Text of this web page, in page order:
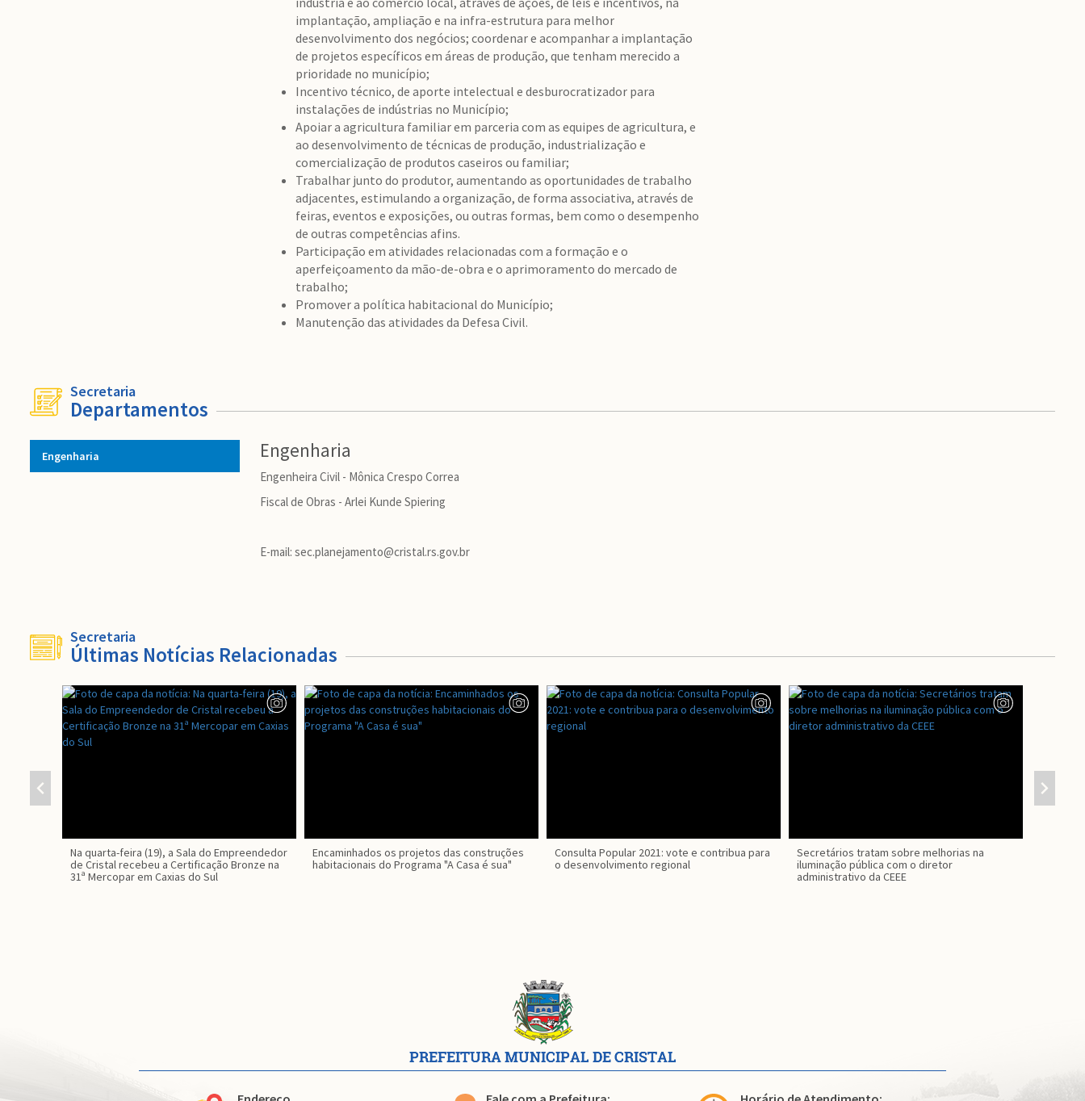
implantação, ampliação e na infra-estrutura para melhor
desenvolvimento dos negócios; coordenar e acompanhar a implantação
de projetos específicos em áreas de produção, que tenham merecido a
prioridade no município;
Incentivo técnico, de aporte intelectual e desburocratizador para
instalações de indústrias no Município;
Apoiar a agricultura familiar em parceria com as equipes de agricultura, e
ao desenvolvimento de técnicas de produção, industrialização e
comercialização de produtos caseiros ou familiar;
Trabalhar junto do produtor, aumentando as oportunidades de trabalho
adjacentes, estimulando a organização, de forma associativa, através de
feiras, eventos e exposições, ou outras formas, bem como o desempenho
de outras competências afins.
Participação em atividades relacionadas com a formação e o
aperfeiçoamento da mão-de-obra e o aprimoramento do mercado de
trabalho;
Promover a política habitacional do Município;
Manutenção das atividades da Defesa Civil.
Secretaria
Departamentos
Engenharia Engenharia
Engenheira Civil - Mônica Crespo Correa
Fiscal de Obras - Arlei Kunde Spiering
E-mail: sec.planejamento@cristal.rs.gov.br
Secretaria
Últimas Notícias Relacionadas
Na quarta-feira (19), a Sala do Empreendedor
de Cristal recebeu a Certificação Bronze na
31ª Mercopar em Caxias do Sul
Encaminhados os projetos das construções
habitacionais do Programa "A Casa é sua"
Consulta Popular 2021: vote e contribua para
o desenvolvimento regional
Secretários tratam sobre melhorias na
iluminação pública com o diretor
administrativo da CEEE
Conteúdo
Rodapé